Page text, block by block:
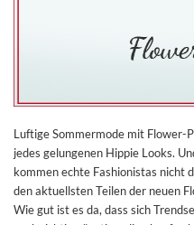
Luftige Sommermode mit Flower-
jedes gelungenen Hippie Looks.
kommen echte Fashionistas nicht
den aktuellsten Teilen der neuen
Wie gut ist es da, dass sich